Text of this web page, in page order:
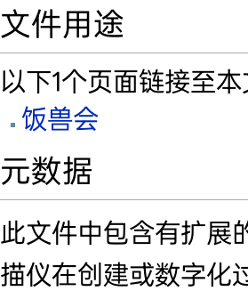
文件用途
以下1个页面链接至
饭兽会
元数据
此文件中包含有扩展
描仪在创建或数字化